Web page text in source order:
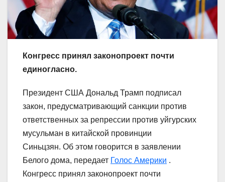
Конгресс принял законопроект почти
единогласно.
Президент США Дональд Трамп подписал
закон, предусматривающий санкции против
ответственных за репрессии против уйгурских
мусульман в китайской провинции
Синьцзян. Об этом говорится в заявлении
Белого дома, передает Голос Америки .
Конгресс принял законопроект почти